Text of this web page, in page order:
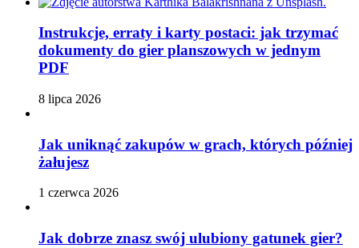
Instrukcje, erraty i karty postaci: jak trzymać
dokumenty do gier planszowych w jednym
PDF
8 lipca 2026
Jak uniknąć zakupów w grach, których później
żałujesz
1 czerwca 2026
Jak dobrze znasz swój ulubiony gatunek gier?